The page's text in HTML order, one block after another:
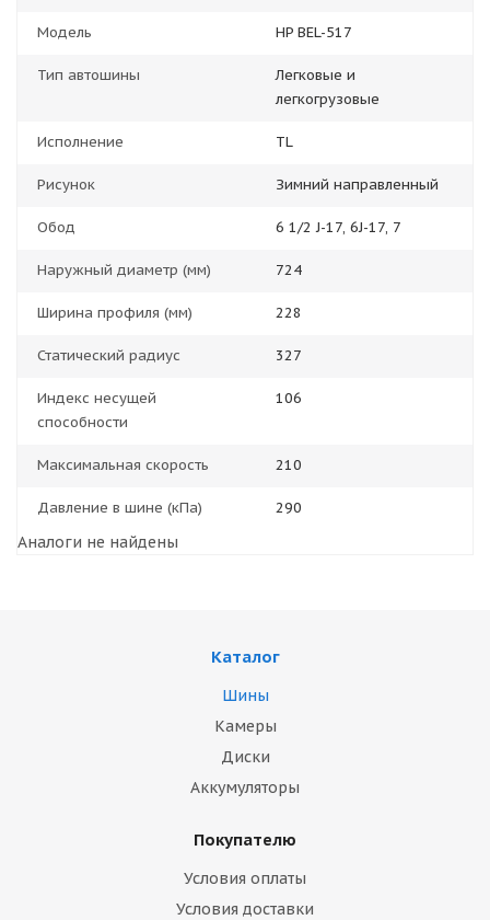
Модель HP BEL-517
Тип автошины
Легковые и
легкогрузовые
Исполнение TL
Рисунок Зимний направленный
Обод 6 1/2 J-17, 6J-17, 7
Наружный диаметр (мм) 724
Ширина профиля (мм) 228
Статический радиус 327
Индекс несущей
способности
106
Максимальная скорость 210
Давление в шине (кПа) 290
Аналоги не найдены
Каталог
Шины
Камеры
Диски
Аккумуляторы
Покупателю
Условия оплаты
Условия доставки